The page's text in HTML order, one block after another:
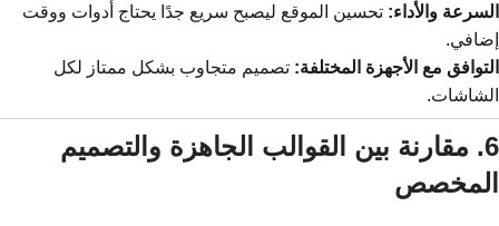
السرعة والأداء: تحسين الموقع ليصبح سريع جدًا يحتاج أدوات ووقت
إضافي.
التوافق مع الأجهزة المختلفة: تصميم متجاوب بشكل ممتاز لكل
الشاشات.
6. مقارنة بين القوالب الجاهزة والتصميم
المخصص